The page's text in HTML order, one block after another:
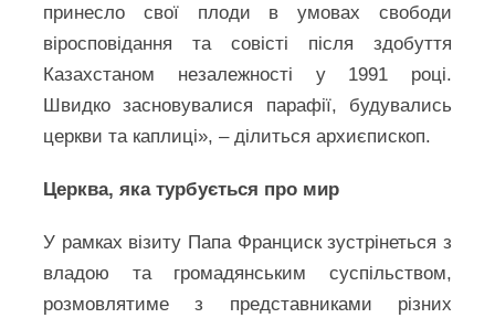
принесло свої плоди в умовах свободи
віросповідання та совісті після здобуття
Казахстаном незалежності у 1991 році.
Швидко засновувалися парафії, будувались
церкви та каплиці», – ділиться архиєпископ.
Церква, яка турбується про мир
У рамках візиту Папа Франциск зустрінеться з
владою та громадянським суспільством,
розмовлятиме з представниками різних